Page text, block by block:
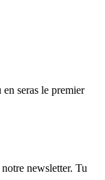
seras le premier
newsletter. Tu